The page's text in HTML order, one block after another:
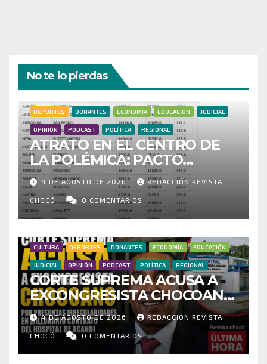
No te lo pierdas
DEPORTES DONANTES ECONOMÍA EDUCACIÓN JUDICIAL
OPINIÓN PODCAST POLÍTICA REGIONAL
ATRATO EN EL CENTRO DE
LA POLÉMICA: PACTO
HISTÓRICO CUESTIONA
CENSO ELECTORAL Y PIDE
INVESTIGAR PRESUNTO
FRAUDE
4 DE AGOSTO DE 2026 REDACCIÓN REVISTA
CHOCÓ 0 COMENTARIOS
CULTURA DEPORTES DONANTES ECONOMÍA EDUCACIÓN
JUDICIAL OPINIÓN PODCAST POLÍTICA REGIONAL
CORTE SUPREMA ACUSA A
EXCONGRESISTA CHOCOANO
POR PRESUNTAS
IRREGULARIDADES EN
MILLONARIO CONTRATO DEL
HOSPITAL DE ACANDÍ
4 DE AGOSTO DE 2026 REDACCIÓN REVISTA
CHOCÓ 0 COMENTARIOS